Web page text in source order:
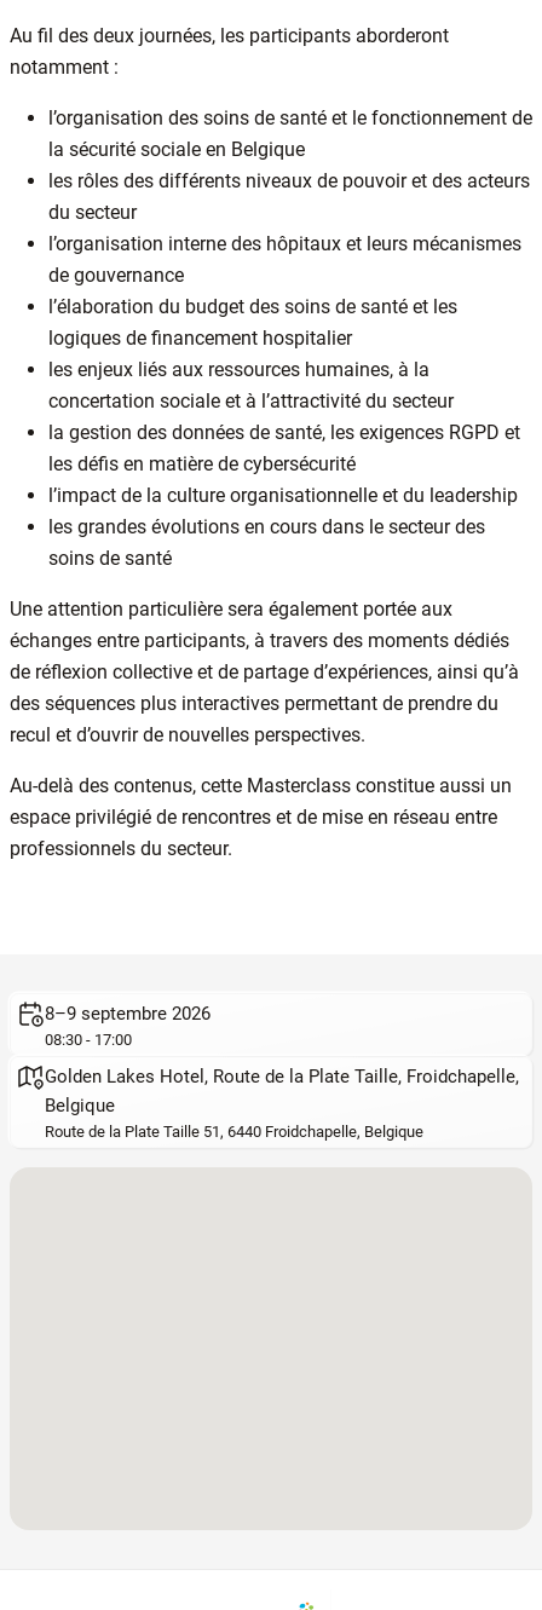
Au fil des deux journées, les participants aborderont
notamment :
l’organisation des soins de santé et le fonctionnement de
la sécurité sociale en Belgique
les rôles des différents niveaux de pouvoir et des acteurs
du secteur
l’organisation interne des hôpitaux et leurs mécanismes
de gouvernance
l’élaboration du budget des soins de santé et les
logiques de financement hospitalier
les enjeux liés aux ressources humaines, à la
concertation sociale et à l’attractivité du secteur
la gestion des données de santé, les exigences RGPD et
les défis en matière de cybersécurité
l’impact de la culture organisationnelle et du leadership
les grandes évolutions en cours dans le secteur des
soins de santé
Une attention particulière sera également portée aux
échanges entre participants, à travers des moments dédiés
de réflexion collective et de partage d’expériences, ainsi qu’à
des séquences plus interactives permettant de prendre du
recul et d’ouvrir de nouvelles perspectives.
Au-delà des contenus, cette Masterclass constitue aussi un
espace privilégié de rencontres et de mise en réseau entre
professionnels du secteur.
8–9 septembre 2026
08:30 - 17:00
Golden Lakes Hotel, Route de la Plate Taille, Froidchapelle,
Belgique
Route de la Plate Taille 51, 6440 Froidchapelle, Belgique